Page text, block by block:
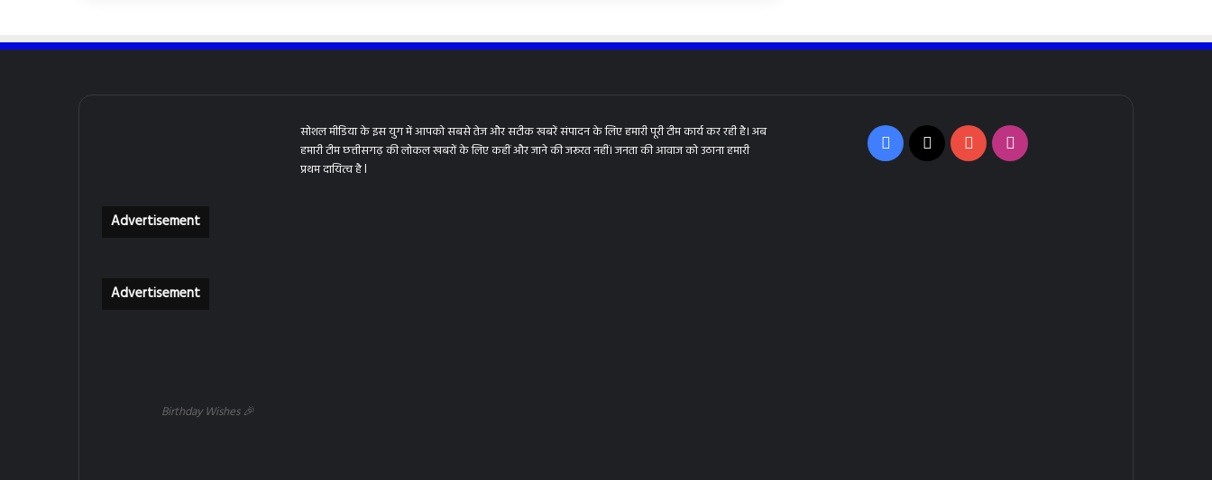
सोशल मीडिया के इस युग में आपको सबसे तेज और सटीक खबरें संपादन के लिए हमारी पूरी टीम कार्य कर रही है। अब
हमारी टीम छत्तीसगढ़ की लोकल खबरों के लिए कहीं और जाने की जरूरत नहीं। जनता की आवाज को उठाना हमारी
प्रथम दायित्व है l
Advertisement
Advertisement
Birthday Wishes 🎉
Facebook
X YouTubeInstagram